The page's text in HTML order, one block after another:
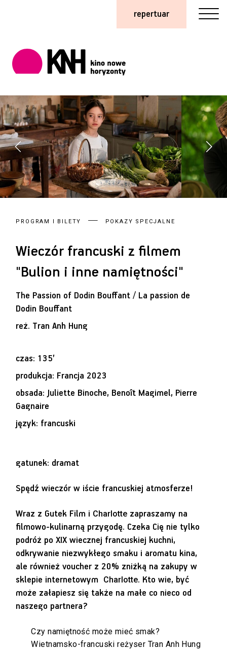
repertuar
PROGRAM I BILETY POKAZY SPECJALNE
Wieczór francuski z filmem
"Bulion i inne namiętności"
The Passion of Dodin Bouffant / La passion de
Dodin Bouffant
reż. Tran Anh Hung
czas: 135’
produkcja: Francja 2023
obsada: Juliette Binoche, Benoît Magimel, Pierre
Gagnaire
język: francuski
gatunek: dramat
Spędź wieczór w iście francuskiej atmosferze!
Wraz z Gutek Film i Charlotte zapraszamy na
filmowo-kulinarną przygodę. Czeka Cię nie tylko
podróż po XIX wiecznej francuskiej kuchni,
odkrywanie niezwykłego smaku i aromatu kina,
ale również voucher z 20% zniżką na zakupy w
sklepie internetowym Charlotte. Kto wie, być
może załapiesz się także na małe co nieco od
naszego partnera?
Czy namiętność może mieć smak?
Wietnamsko-francuski reżyser Tran Anh Hung